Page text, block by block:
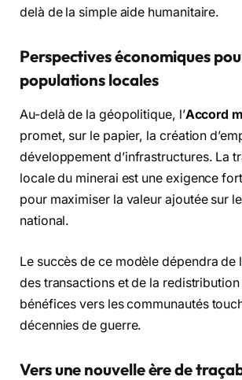
delà de la simple aide humanitaire.
Perspectives économiques
populations locales
Au-delà de la géopolitique, l’Accord
promet, sur le papier, la création
développement d’infrastructures. La
locale du minerai est une exigence
pour maximiser la valeur ajoutée sur
national.
Le succès de ce modèle dépendra de
des transactions et de la
bénéfices vers les communautés
décennies de guerre.
Vers une nouvelle ère de